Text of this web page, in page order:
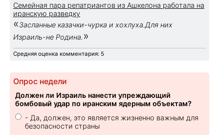
Семейная пара репатриантов из Ашкелона работала на
иранскую разведку
«Засланные казачки-чурка и хохлуха.Для них
Израиль-не Родина. »
Средняя оценка комментария: 5
Опрос недели
Должен ли Израиль нанести упреждающий
бомбовый удар по иранским ядерным объектам?
- Да, должен, это является жизненно важным для
безопасности страны